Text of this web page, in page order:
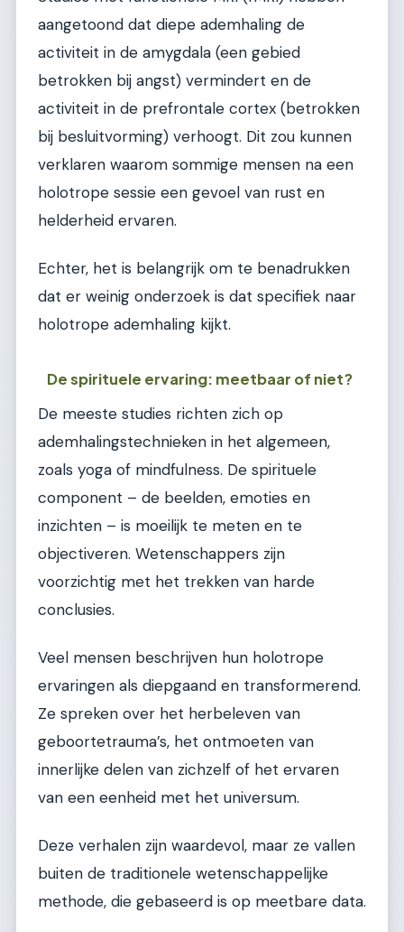
aangetoond dat diepe ademhaling de
activiteit in de amygdala (een gebied
betrokken bij angst) vermindert en de
activiteit in de prefrontale cortex (betrokken
bij besluitvorming) verhoogt. Dit zou kunnen
verklaren waarom sommige mensen na een
holotrope sessie een gevoel van rust en
helderheid ervaren.
Echter, het is belangrijk om te benadrukken
dat er weinig onderzoek is dat specifiek naar
holotrope ademhaling kijkt.
De spirituele ervaring: meetbaar of niet?
De meeste studies richten zich op
ademhalingstechnieken in het algemeen,
zoals yoga of mindfulness. De spirituele
component – de beelden, emoties en
inzichten – is moeilijk te meten en te
objectiveren. Wetenschappers zijn
voorzichtig met het trekken van harde
conclusies.
Veel mensen beschrijven hun holotrope
ervaringen als diepgaand en transformerend.
Ze spreken over het herbeleven van
geboortetrauma’s, het ontmoeten van
innerlijke delen van zichzelf of het ervaren
van een eenheid met het universum.
Deze verhalen zijn waardevol, maar ze vallen
buiten de traditionele wetenschappelijke
methode, die gebaseerd is op meetbare data.